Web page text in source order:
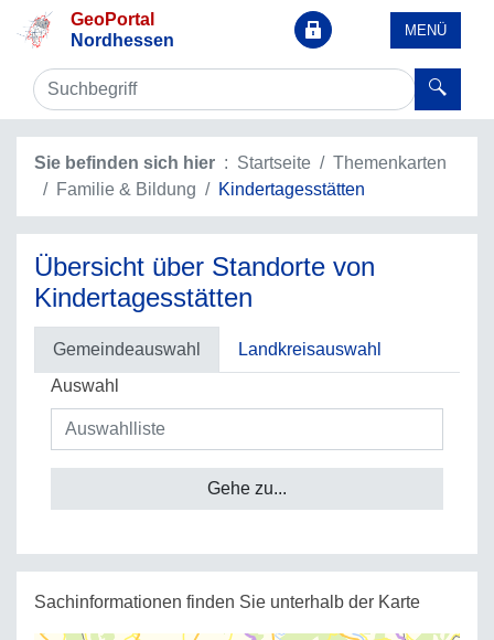
GeoPortal
Nordhessen
MENÜ
Sie befinden sich hier Startseite
Themenkarten
Familie & Bildung
Kindertagesstätten
Übersicht über Standorte von
Kindertagesstätten
Gemeindeauswahl
Landkreisauswahl
Auswahl
Gehe zu...
Sachinformationen finden Sie unterhalb der Karte